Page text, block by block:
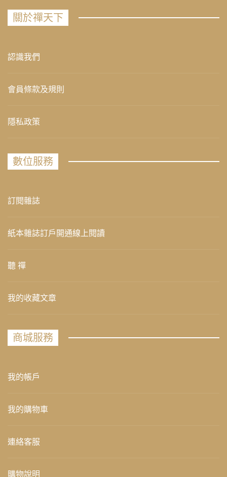
關於禪天下
認識我們
會員條款及規則
隱私政策
數位服務
訂閱雜誌
紙本雜誌訂戶開通線上閱讀
聽 禪
我的收藏文章
商城服務
我的帳戶
我的購物車
連絡客服
購物說明